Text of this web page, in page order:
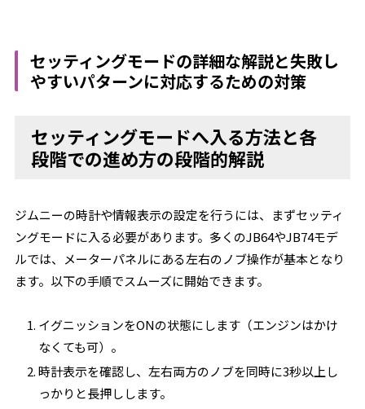
セッティングモードの詳細な解説と失敗し
やすいパターンに対応するための対策
セッティングモードへ入る方法と各
段階での進め方の段階的解説
ジムニーの時計や情報表示の設定を行うには、まずセッティ
ングモードに入る必要があります。多くのJB64やJB74モデ
ルでは、メーターパネルにある左右のノブ操作が基本となり
ます。以下の手順でスムーズに開始できます。
イグニッションをONの状態にします（エンジンはかけ
なくても可）。
時計表示を確認し、左右両方のノブを同時に3秒以上し
っかりと長押しします。